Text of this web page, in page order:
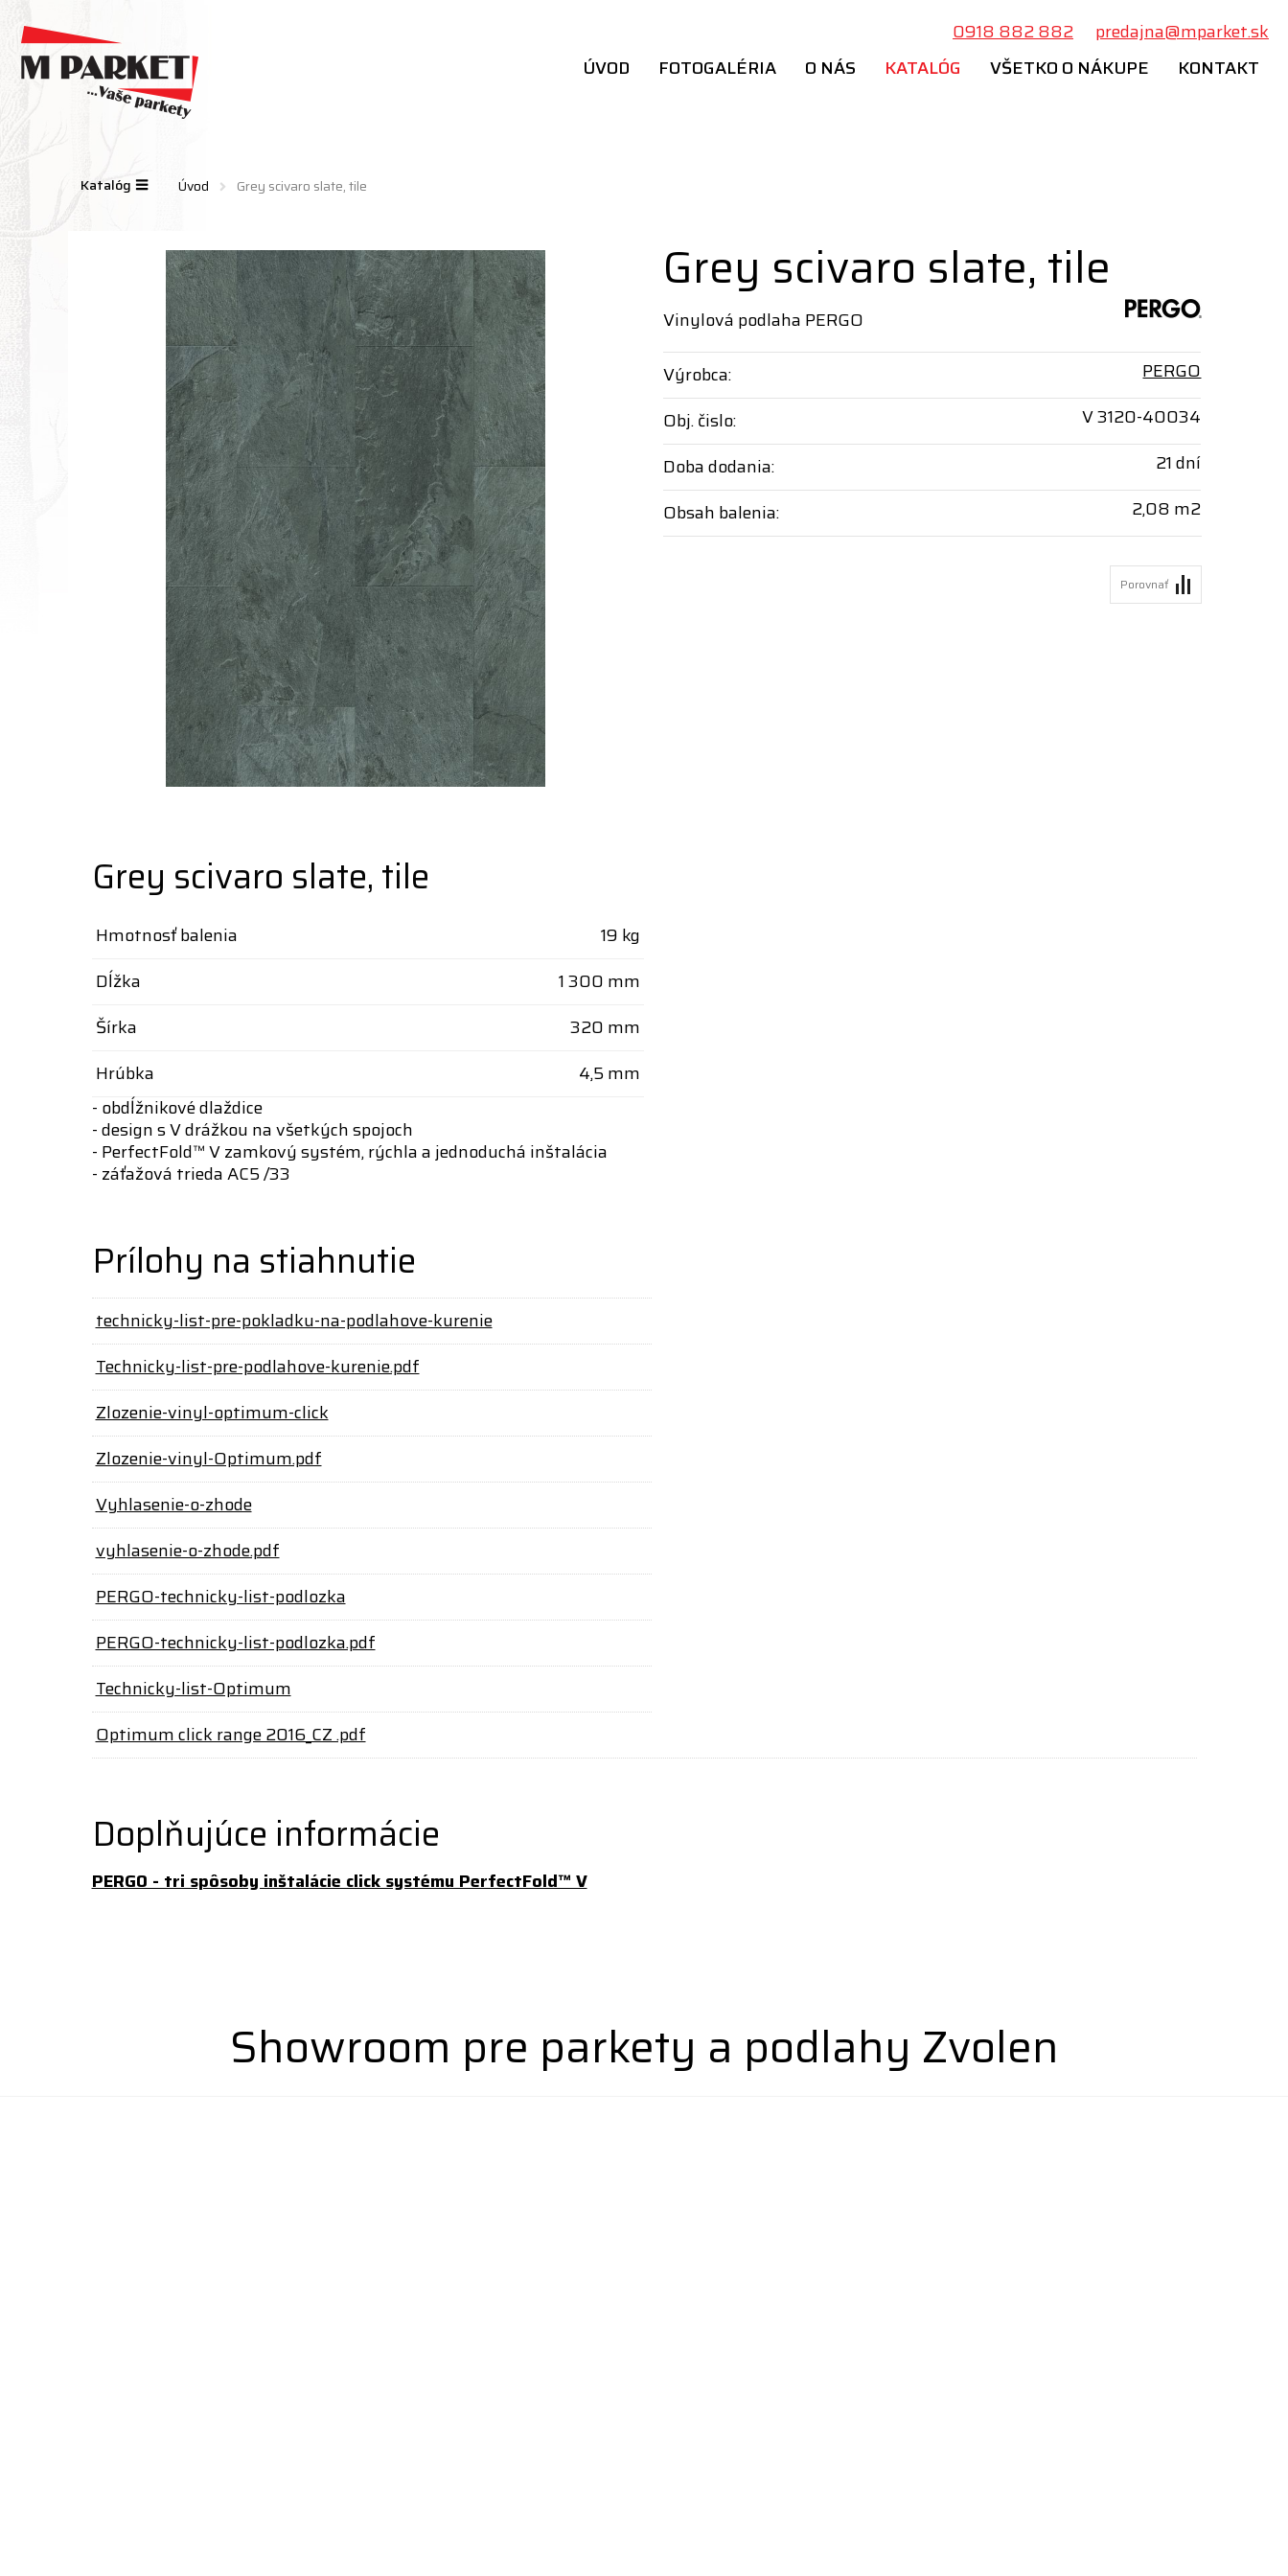
ÚVOD FOTOGALÉRIA O NÁS KATALÓG VŠETKO O NÁKUPE KONTAKT
0918 882 882 predajna@mparket.sk
Úvod Grey scivaro slate, tile
Grey scivaro slate, tile
Vinylová podlaha PERGO
Výrobca:
PERGO
Obj. čislo:
V 3120-40034
Doba dodania:
21 dní
Obsah balenia:
2,08 m2
Porovnať
Grey scivaro slate, tile
Hmotnosť balenia
19 kg
Dĺžka
1 300 mm
Šírka
320 mm
Hrúbka
4,5 mm
- obdĺžnikové dlaždice
- design s V drážkou na všetkých spojoch
- PerfectFold™ V zamkový systém, rýchla a jednoduchá inštalácia
- záťažová trieda AC5 /33
Prílohy na stiahnutie
technicky-list-pre-pokladku-na-podlahove-kurenie
Technicky-list-pre-podlahove-kurenie.pdf
Zlozenie-vinyl-optimum-click
Zlozenie-vinyl-Optimum.pdf
Vyhlasenie-o-zhode
vyhlasenie-o-zhode.pdf
PERGO-technicky-list-podlozka
PERGO-technicky-list-podlozka.pdf
Technicky-list-Optimum
Optimum click range 2016_CZ .pdf
Doplňujúce informácie
PERGO - tri spôsoby inštalácie click systému PerfectFold™ V
Katalóg
Showroom pre parkety a podlahy Zvolen